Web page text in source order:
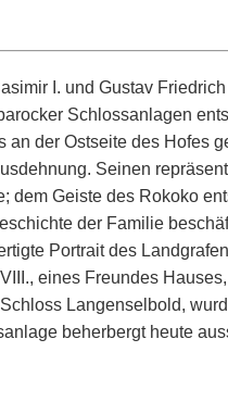
I. und Gustav
Schlossanlagen
der Ostseite des Hofes
Seinen
Geiste des Rokoko
der Familie
Portrait des
eines Freundes
Langenselbold,
beherbergt heute